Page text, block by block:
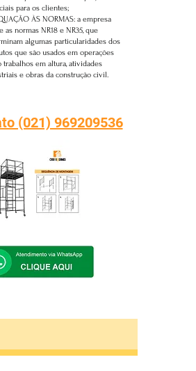
para os clientes;
ÀS NORMAS: a empresa
as normas NR18 e NR35, que
algumas particularidades dos
que são usados em operações
trabalhos em altura, atividades
e obras da construção civil.
(021) 969209536